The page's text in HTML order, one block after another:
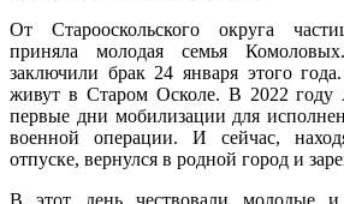
От Старооскольского округа
приняла молодая семья
заключили брак 24 января этого
живут в Старом Осколе. В 2022 году
первые дни мобилизации для
военной операции. И сейчас,
отпуске, вернулся в родной город и
В этот день чествовали молодые и